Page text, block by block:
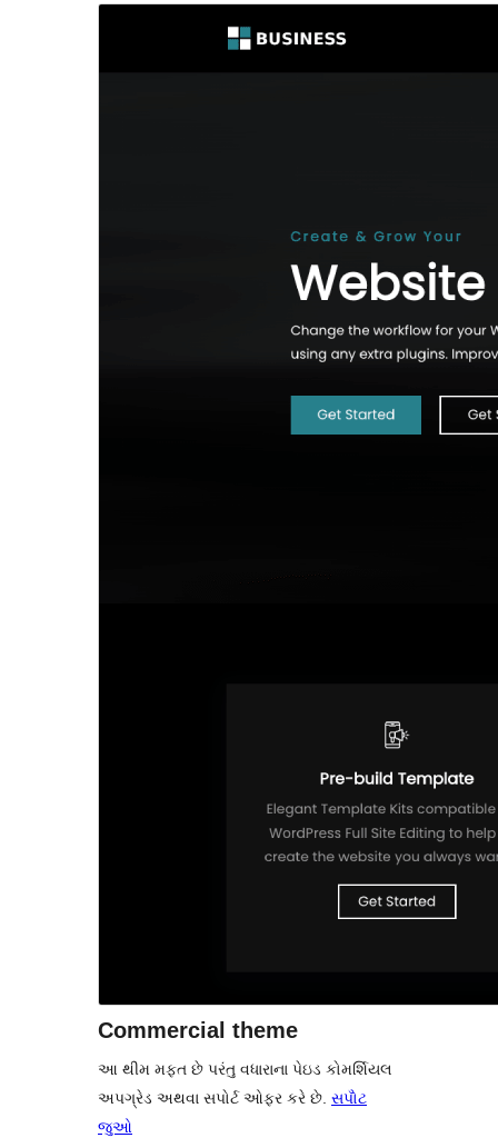
Commercial theme
આ થીમ મફત છે પરંતુ વધારાના પેઇડ કોમર્શિયલ
અપગ્રેડ અથવા સપોર્ટ ઓફર કરે છે. સપોૅટ
જુઓ